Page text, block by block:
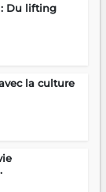
Du lifting
la culture